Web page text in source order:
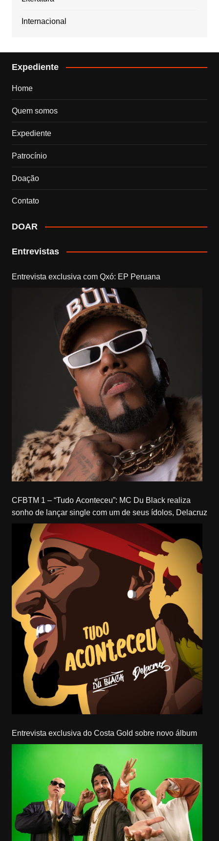
Internacional
Expediente
Home
Quem somos
Expediente
Patrocínio
Doação
Contato
DOAR
Entrevistas
Entrevista exclusiva com Qxó: EP Peruana
CFBTM 1 – “Tudo Aconteceu”: MC Du Black realiza
sonho de lançar single com um de seus ídolos, Delacruz
Entrevista exclusiva do Costa Gold sobre novo álbum